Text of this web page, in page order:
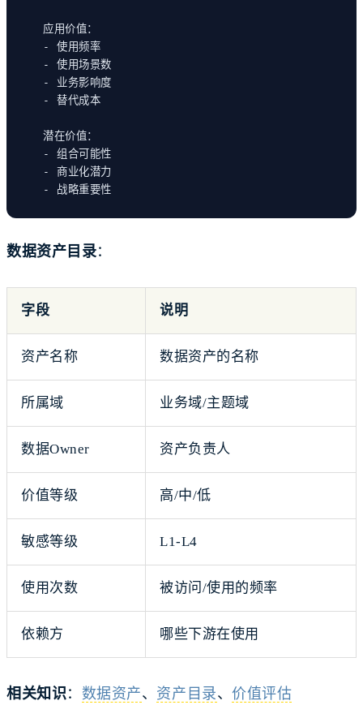
应用价值：
- 使用频率
- 使用场景数
- 业务影响度
- 替代成本
潜在价值：
- 组合可能性
- 商业化潜力
- 战略重要性
数据资产目录：
字段 说明
资产名称 数据资产的名称
所属域 业务域/主题域
数据Owner 资产负责人
价值等级 高/中/低
敏感等级 L1-L4
使用次数 被访问/使用的频率
依赖方 哪些下游在使用
相关知识 ： 数据资产、 资产目录、价值评估